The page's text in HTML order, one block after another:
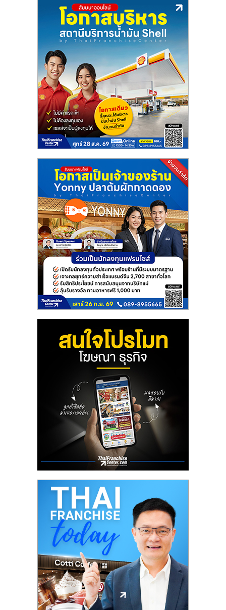
ปรึกษา
การ
ลงทุน
และ
ขยาย
แฟ
พร้อม
ทำเล
สำหรับ